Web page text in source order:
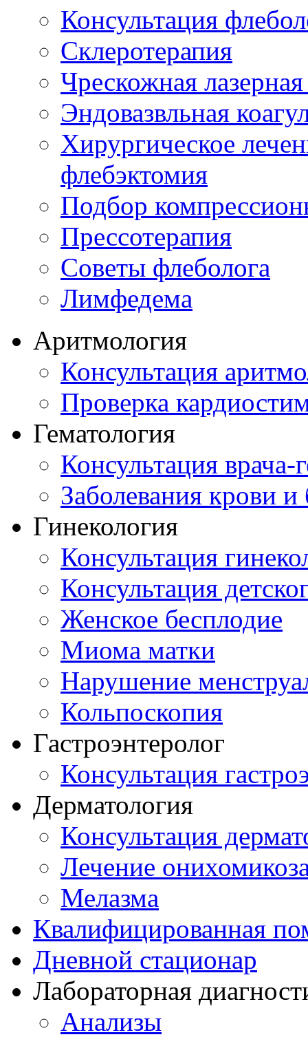
Консультация
Склеротерапия
Чрескожная
Эндовазвльная
Хирургическое
флебэктомия
Подбор
Прессотерапия
Советы флеболога
Лимфедема
Аритмология
Консультация
Проверка
Гематология
Консультация врача-
Заболевания крови и
Гинекология
Консультация
Консультация
Женское бесплодие
Миома матки
Нарушение
Кольпоскопия
Гастроэнтеролог
Консультация
Дерматология
Консультация
Лечение
Мелазма
Квалифицированная
Дневной стационар
Лабораторная
Анализы